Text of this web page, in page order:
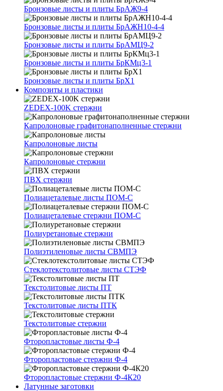
Бронзовые листы и плиты БрАЖ9-4
Бронзовые листы и плиты БрАЖН10-4-4
Бронзовые листы и плиты БрАМЦ9-2
Бронзовые листы и плиты БрКМц3-1
Бронзовые листы и плиты БрХ1
Композиты и пластики
ZEDEX-100K стержни
Капролоновые графитонаполненные стержни
Капролоновые листы
Капролоновые стержни
ПВХ стержни
Полиацеталевые листы ПОМ-С
Полиацеталевые стержни ПОМ-С
Полиуретановые стержни
Полиэтиленовые листы СВМПЭ
Стеклотекстолитовые листы СТЭФ
Текстолитовые листы ПТ
Текстолитовые листы ПТК
Текстолитовые стержни
Фторопластовые листы Ф-4
Фторопластовые стержни Ф-4
Фторопластовые стержни Ф-4К20
Латунные заготовки